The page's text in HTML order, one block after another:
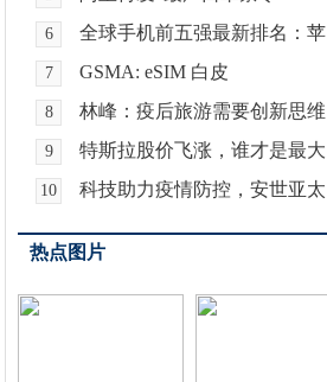
6 全球手机前五强最新排名：苹
7 GSMA: eSIM 白皮
8 林峰：疫后旅游需要创新思维
9 特斯拉股价飞涨，谁才是最大
10 科技助力疫情防控，安世亚太
热点图片